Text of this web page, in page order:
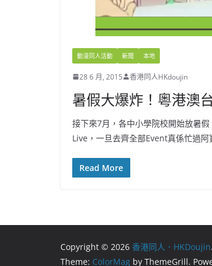
動漫同人活動 新聞 本地
28 6 月, 2015 香港同人HKdoujin
暑假大爆炸！粵港澳
接下來7月，各中小學院校開始放暑
Live，一旦去齊全部Event真係忙過
Read More
Copyright © 2026 香港同人．HKDoujin
Theme: ColorMag by ThemeGrill.